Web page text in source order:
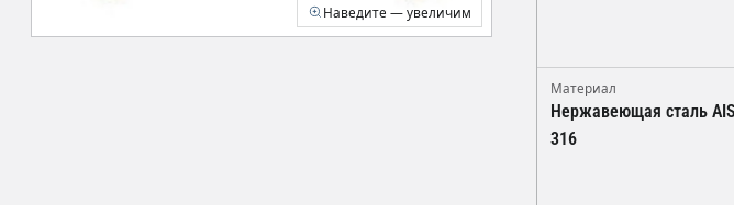
Наведите — увеличим
Материал
Нержавеющая сталь
316